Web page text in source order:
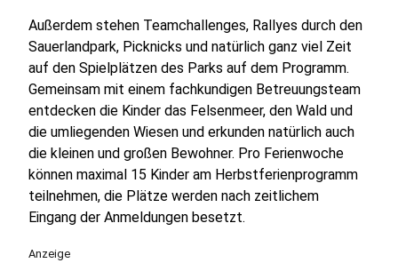
Außerdem stehen Teamchallenges, Rallyes durch den
Sauerlandpark, Picknicks und natürlich ganz viel Zeit
auf den Spielplätzen des Parks auf dem Programm.
Gemeinsam mit einem fachkundigen Betreuungsteam
entdecken die Kinder das Felsenmeer, den Wald und
die umliegenden Wiesen und erkunden natürlich auch
die kleinen und großen Bewohner. Pro Ferienwoche
können maximal 15 Kinder am Herbstferienprogramm
teilnehmen, die Plätze werden nach zeitlichem
Eingang der Anmeldungen besetzt.
Anzeige